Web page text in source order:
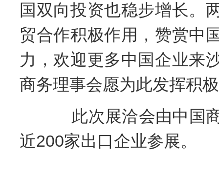
国双向投资也稳步增长。
贸合作积极作用，赞赏中
力，欢迎更多中国企业来
商务理事会愿为此发挥积
此次展洽会由中国
近200家出口企业参展。